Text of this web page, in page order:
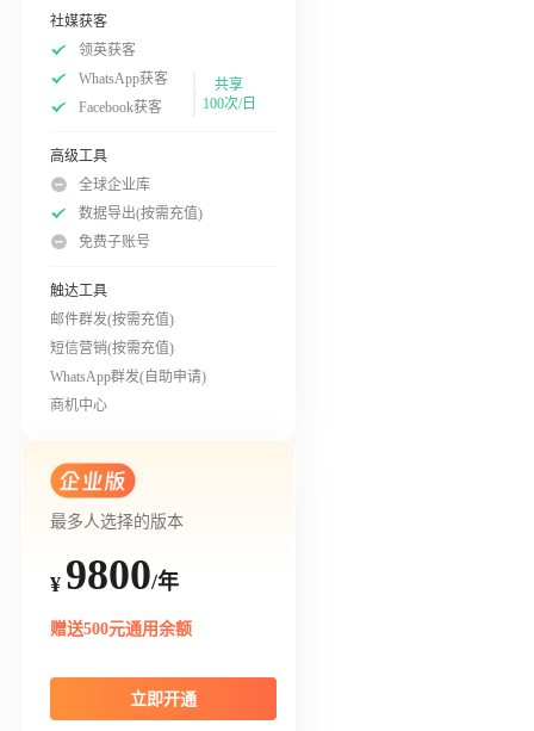
社媒获客
领英获客
WhatsApp获客
Facebook获客
共享
100次/日
高级工具
全球企业库
数据导出(按需充值)
免费子账号
触达工具
邮件群发(按需充值)
短信营销(按需充值)
WhatsApp群发(自助申请)
商机中心
最多人选择的版本
¥ 9800/年
赠送500元通用余额
立即开通